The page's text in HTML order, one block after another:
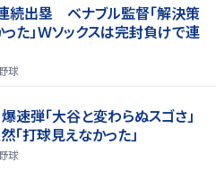
続出塁 ベナブル監督「解決策
た」Ｗソックスは完封負けで連
球
速弾「大谷と変わらぬスゴさ」
「打球見えなかった」
球